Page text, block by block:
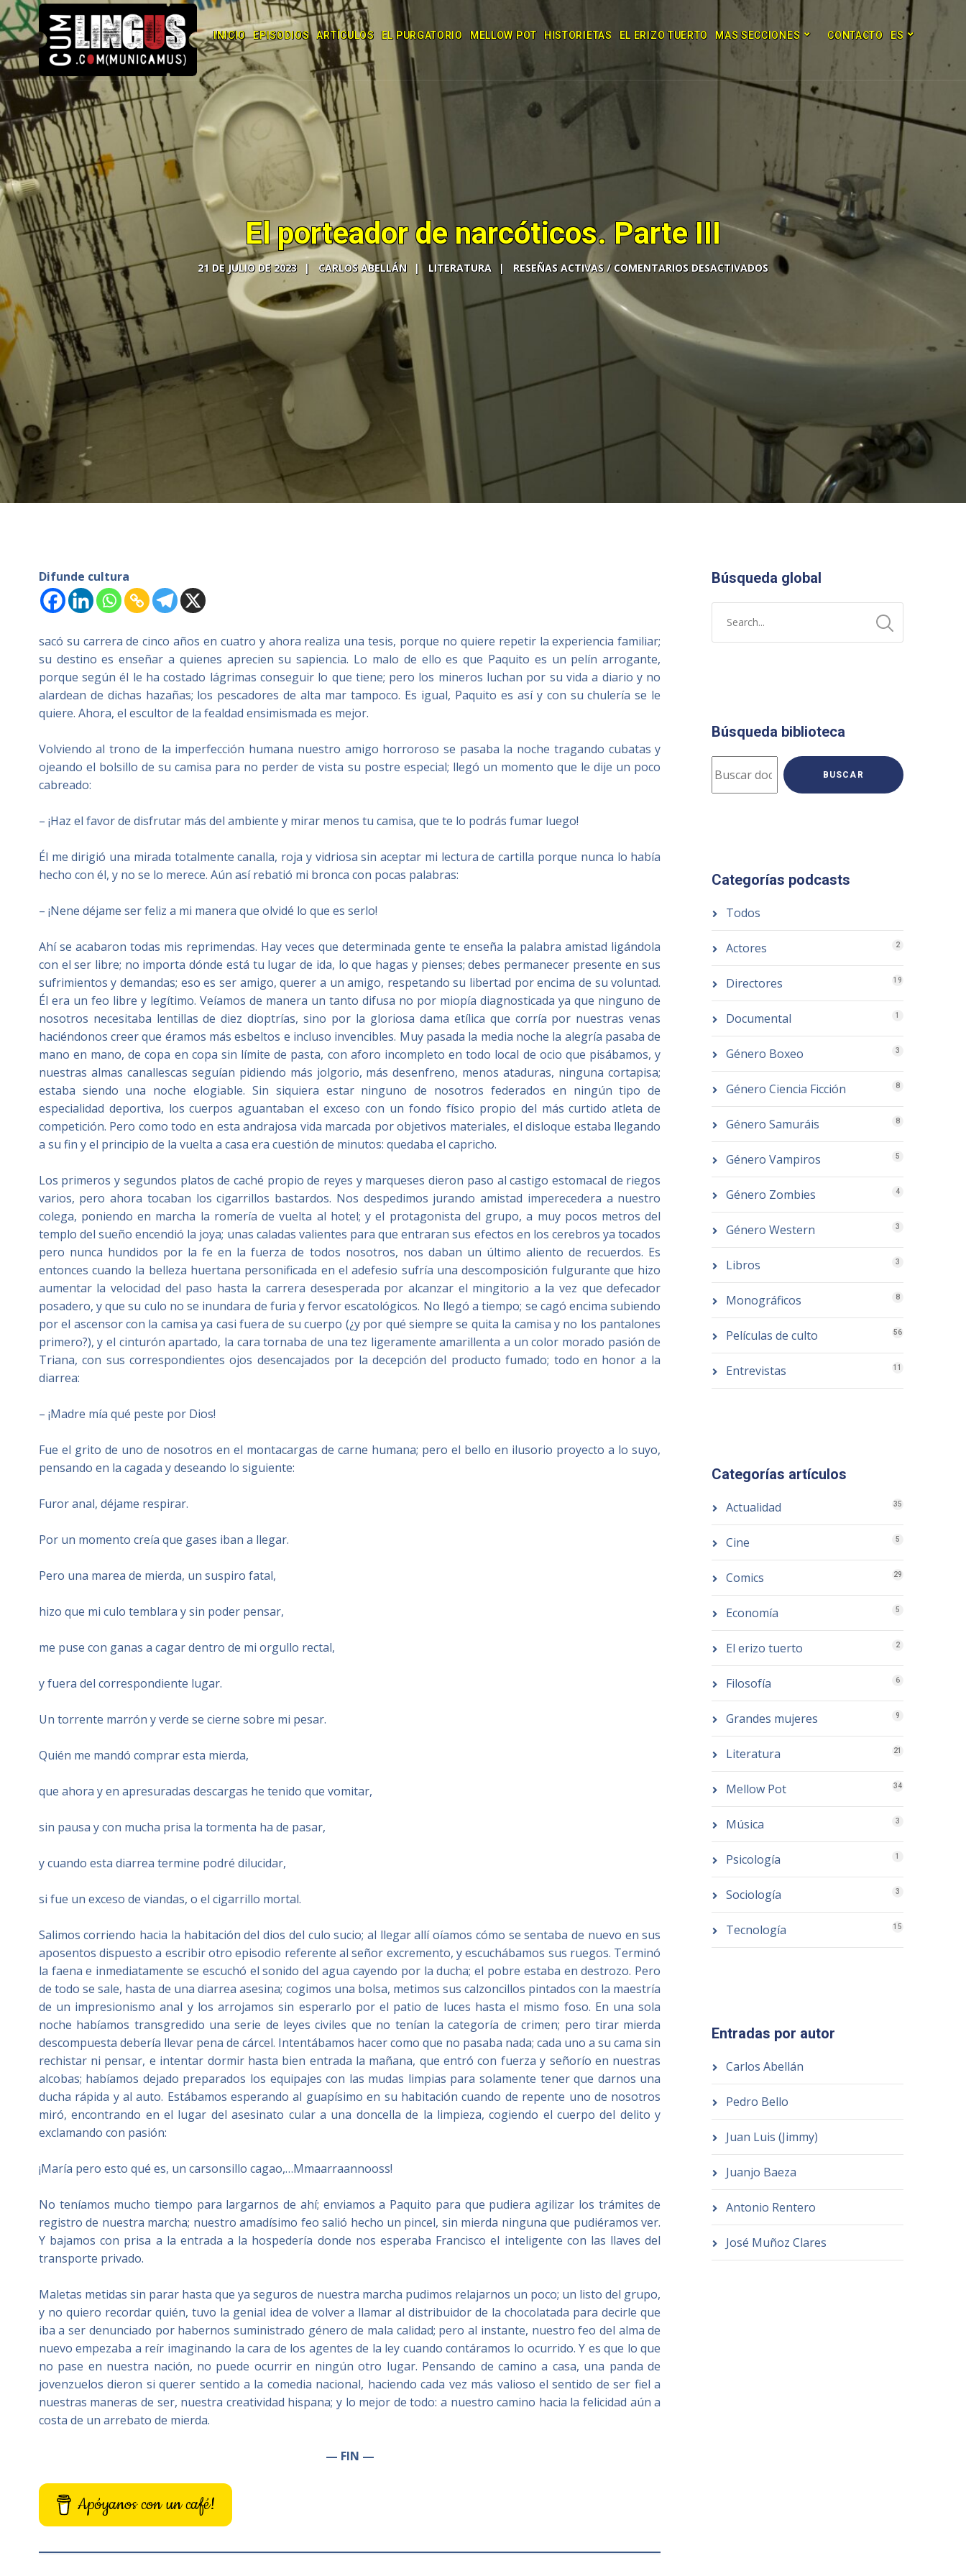
INICIO EPISODIOS ARTÍCULOS EL PURGATORIO MELLOW POT HISTORIETAS EL ERIZO TUERTO MAS SECCIONES CONTACTO ES
El porteador de narcóticos. Parte III
21 DE JULIO DE 2023 CARLOS ABELLÁN LITERATURA COMENTARIOS DESACTIVADOS
Difunde cultura
sacó su carrera de cinco años en cuatro y ahora realiza una tesis, porque no quiere repetir la experiencia familiar;
su destino es enseñar a quienes aprecien su sapiencia. Lo malo de ello es que Paquito es un pelín arrogante,
porque según él le ha costado lágrimas conseguir lo que tiene; pero los mineros luchan por su vida a diario y no
alardean de dichas hazañas; los pescadores de alta mar tampoco. Es igual, Paquito es así y con su chulería se le
quiere. Ahora, el escultor de la fealdad ensimismada es mejor.
Volviendo al trono de la imperfección humana nuestro amigo horroroso se pasaba la noche tragando cubatas y
ojeando el bolsillo de su camisa para no perder de vista su postre especial; llegó un momento que le dije un poco
cabreado:
– ¡Haz el favor de disfrutar más del ambiente y mirar menos tu camisa, que te lo podrás fumar luego!
Él me dirigió una mirada totalmente canalla, roja y vidriosa sin aceptar mi lectura de cartilla porque nunca lo había
hecho con él, y no se lo merece. Aún así rebatió mi bronca con pocas palabras:
– ¡Nene déjame ser feliz a mi manera que olvidé lo que es serlo!
Ahí se acabaron todas mis reprimendas. Hay veces que determinada gente te enseña la palabra amistad ligándola
con el ser libre; no importa dónde está tu lugar de ida, lo que hagas y pienses; debes permanecer presente en sus
sufrimientos y demandas; eso es ser amigo, querer a un amigo, respetando su libertad por encima de su voluntad.
Él era un feo libre y legítimo. Veíamos de manera un tanto difusa no por miopía diagnosticada ya que ninguno de
nosotros necesitaba lentillas de diez dioptrías, sino por la gloriosa dama etílica que corría por nuestras venas
haciéndonos creer que éramos más esbeltos e incluso invencibles. Muy pasada la media noche la alegría pasaba de
mano en mano, de copa en copa sin límite de pasta, con aforo incompleto en todo local de ocio que pisábamos, y
nuestras almas canallescas seguían pidiendo más jolgorio, más desenfreno, menos ataduras, ninguna cortapisa;
estaba siendo una noche elogiable. Sin siquiera estar ninguno de nosotros federados en ningún tipo de
especialidad deportiva, los cuerpos aguantaban el exceso con un fondo físico propio del más curtido atleta de
competición. Pero como todo en esta andrajosa vida marcada por objetivos materiales, el disloque estaba llegando
a su fin y el principio de la vuelta a casa era cuestión de minutos: quedaba el capricho.
Los primeros y segundos platos de caché propio de reyes y marqueses dieron paso al castigo estomacal de riegos
varios, pero ahora tocaban los cigarrillos bastardos. Nos despedimos jurando amistad imperecedera a nuestro
colega, poniendo en marcha la romería de vuelta al hotel; y el protagonista del grupo, a muy pocos metros del
templo del sueño encendió la joya; unas caladas valientes para que entraran sus efectos en los cerebros ya tocados
pero nunca hundidos por la fe en la fuerza de todos nosotros, nos daban un último aliento de recuerdos. Es
entonces cuando la belleza huertana personificada en el adefesio sufría una descomposición fulgurante que hizo
aumentar la velocidad del paso hasta la carrera desesperada por alcanzar el mingitorio a la vez que defecador
posadero, y que su culo no se inundara de furia y fervor escatológicos. No llegó a tiempo; se cagó encima subiendo
por el ascensor con la camisa ya casi fuera de su cuerpo (¿y por qué siempre se quita la camisa y no los pantalones
primero?), y el cinturón apartado, la cara tornaba de una tez ligeramente amarillenta a un color morado pasión de
Triana, con sus correspondientes ojos desencajados por la decepción del producto fumado; todo en honor a la
diarrea:
– ¡Madre mía qué peste por Dios!
Fue el grito de uno de nosotros en el montacargas de carne humana; pero el bello en ilusorio proyecto a lo suyo,
pensando en la cagada y deseando lo siguiente:
Furor anal, déjame respirar.
Por un momento creía que gases iban a llegar.
Pero una marea de mierda, un suspiro fatal,
hizo que mi culo temblara y sin poder pensar,
me puse con ganas a cagar dentro de mi orgullo rectal,
y fuera del correspondiente lugar.
Un torrente marrón y verde se cierne sobre mi pesar.
Quién me mandó comprar esta mierda,
que ahora y en apresuradas descargas he tenido que vomitar,
sin pausa y con mucha prisa la tormenta ha de pasar,
y cuando esta diarrea termine podré dilucidar,
si fue un exceso de viandas, o el cigarrillo mortal.
Salimos corriendo hacia la habitación del dios del culo sucio; al llegar allí oíamos cómo se sentaba de nuevo en sus
aposentos dispuesto a escribir otro episodio referente al señor excremento, y escuchábamos sus ruegos. Terminó
la faena e inmediatamente se escuchó el sonido del agua cayendo por la ducha; el pobre estaba en destrozo. Pero
de todo se sale, hasta de una diarrea asesina; cogimos una bolsa, metimos sus calzoncillos pintados con la maestría
de un impresionismo anal y los arrojamos sin esperarlo por el patio de luces hasta el mismo foso. En una sola
noche habíamos transgredido una serie de leyes civiles que no tenían la categoría de crimen; pero tirar mierda
descompuesta debería llevar pena de cárcel. Intentábamos hacer como que no pasaba nada; cada uno a su cama sin
rechistar ni pensar, e intentar dormir hasta bien entrada la mañana, que entró con fuerza y señorío en nuestras
alcobas; habíamos dejado preparados los equipajes con las mudas limpias para solamente tener que darnos una
ducha rápida y al auto. Estábamos esperando al guapísimo en su habitación cuando de repente uno de nosotros
miró, encontrando en el lugar del asesinato cular a una doncella de la limpieza, cogiendo el cuerpo del delito y
exclamando con pasión:
¡María pero esto qué es, un carsonsillo cagao,…Mmaarraannooss!
No teníamos mucho tiempo para largarnos de ahí; enviamos a Paquito para que pudiera agilizar los trámites de
registro de nuestra marcha; nuestro amadísimo feo salió hecho un pincel, sin mierda ninguna que pudiéramos ver.
Y bajamos con prisa a la entrada a la hospedería donde nos esperaba Francisco el inteligente con las llaves del
transporte privado.
Maletas metidas sin parar hasta que ya seguros de nuestra marcha pudimos relajarnos un poco; un listo del grupo,
y no quiero recordar quién, tuvo la genial idea de volver a llamar al distribuidor de la chocolatada para decirle que
iba a ser denunciado por habernos suministrado género de mala calidad; pero al instante, nuestro feo del alma de
nuevo empezaba a reír imaginando la cara de los agentes de la ley cuando contáramos lo ocurrido. Y es que lo que
no pase en nuestra nación, no puede ocurrir en ningún otro lugar. Pensando de camino a casa, una panda de
jovenzuelos dieron si querer sentido a la comedia nacional, haciendo cada vez más valioso el sentido de ser fiel a
nuestras maneras de ser, nuestra creatividad hispana; y lo mejor de todo: a nuestro camino hacia la felicidad aún a
costa de un arrebato de mierda.
— FIN —
Apóyanos con un café!
Búsqueda global
Búsqueda biblioteca
BUSCAR
Categorías podcasts
Todos
Actores 2
Directores 19
Documental 1
Género Boxeo 3
Género Ciencia Ficción 8
Género Samuráis 8
Género Vampiros 5
Género Zombies 4
Género Western 3
Libros 3
Monográficos 8
Películas de culto 56
Entrevistas 11
Categorías artículos
Actualidad 35
Cine 5
Comics 29
Economía 5
El erizo tuerto 2
Filosofía 6
Grandes mujeres 9
Literatura 21
Mellow Pot 34
Música 3
Psicología 1
Sociología 3
Tecnología 15
Entradas por autor
Carlos Abellán
Pedro Bello
Juan Luis (Jimmy)
Juanjo Baeza
Antonio Rentero
José Muñoz Clares